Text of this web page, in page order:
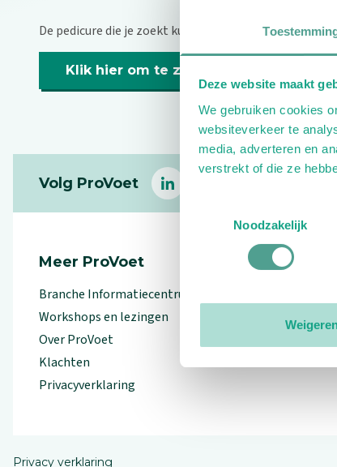
Deze website maakt
We gebruiken cookies
websiteverkeer te
media, adverteren en
verstrekt of die ze
Noodzakelijk
De pedicure die je zoekt kunnen we niet vinden.
Klik hier om te zoeken naar een
Volg ProVoet
linkedin
Meer ProVoet
Branche Informatiecentrum
Workshops en lezingen
Over ProVoet
Klachten
Privacyverklaring
Privacy verklaring